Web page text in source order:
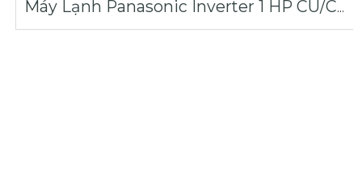
Máy Lạnh Panasonic Inverter 1 HP CU/CS-XU9ZKH-8 | Máy Lạnh Giá Sỉ